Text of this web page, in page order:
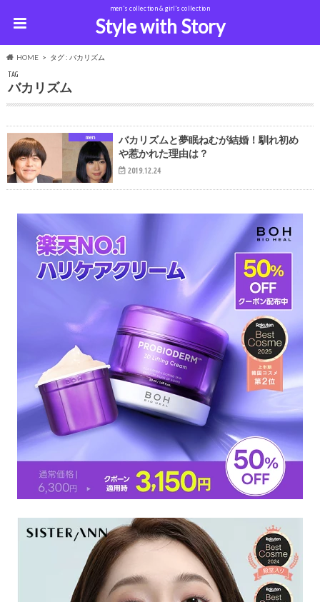
men's collection & girl's collection
Style with Story
HOME タグ : バカリズム
TAG
バカリズム
men
バカリズムと夢眠ねむが結婚！馴れ初め
や惹かれた理由は？
2019.12.24